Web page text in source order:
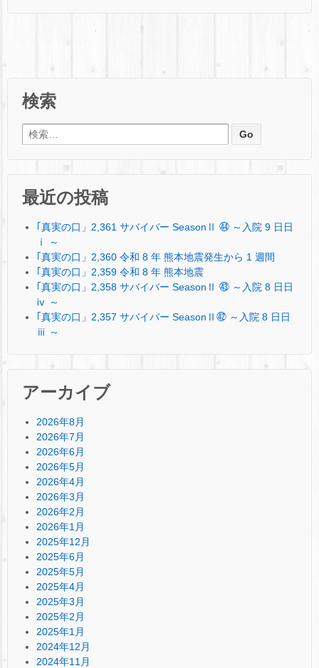
検索
検索:
最近の投稿
｢真実の口」2,361 サバイバー SeasonⅡ ㊹ ～入院 9 日日
ⅰ ～
｢真実の口」2,360 令和 8 年 熊本地震発生から 1 週間
｢真実の口」2,359 令和 8 年 熊本地震
｢真実の口」2,358 サバイバー SeasonⅡ ㊸ ～入院 8 日日
ⅳ ～
｢真実の口」2,357 サバイバー SeasonⅡ㊷ ～入院 8 日日
ⅲ ～
アーカイブ
2026年8月
2026年7月
2026年6月
2026年5月
2026年4月
2026年3月
2026年2月
2026年1月
2025年12月
2025年6月
2025年5月
2025年4月
2025年3月
2025年2月
2025年1月
2024年12月
2024年11月